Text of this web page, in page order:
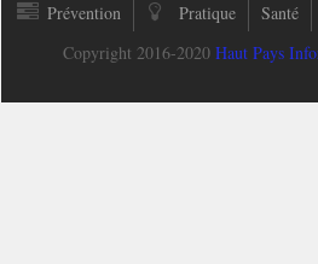
Prévention
Pratique Santé
Copyright 2016-2020 Haut Pays